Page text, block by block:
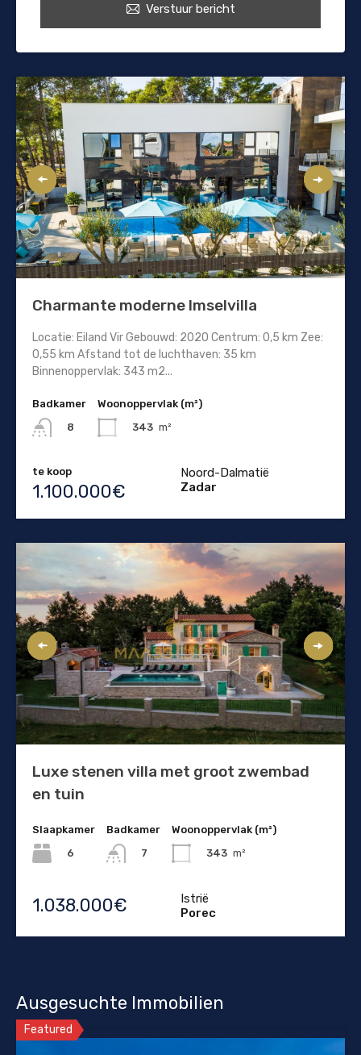
Verstuur bericht
Charmante moderne Imselvilla
Locatie: Eiland Vir Gebouwd: 2020 Centrum: 0,5 km Zee:
0,55 km Afstand tot de luchthaven: 35 km
Binnenoppervlak: 343 m2...
Badkamer
8
Woonoppervlak (m²)
343 m²
te koop
1.100.000€
Noord-Dalmatië
Zadar
Luxe stenen villa met groot zwembad
en tuin
Slaapkamer
6
Badkamer
7
Woonoppervlak (m²)
343 m²
1.038.000€
Istrië
Porec
Ausgesuchte Immobilien
Featured